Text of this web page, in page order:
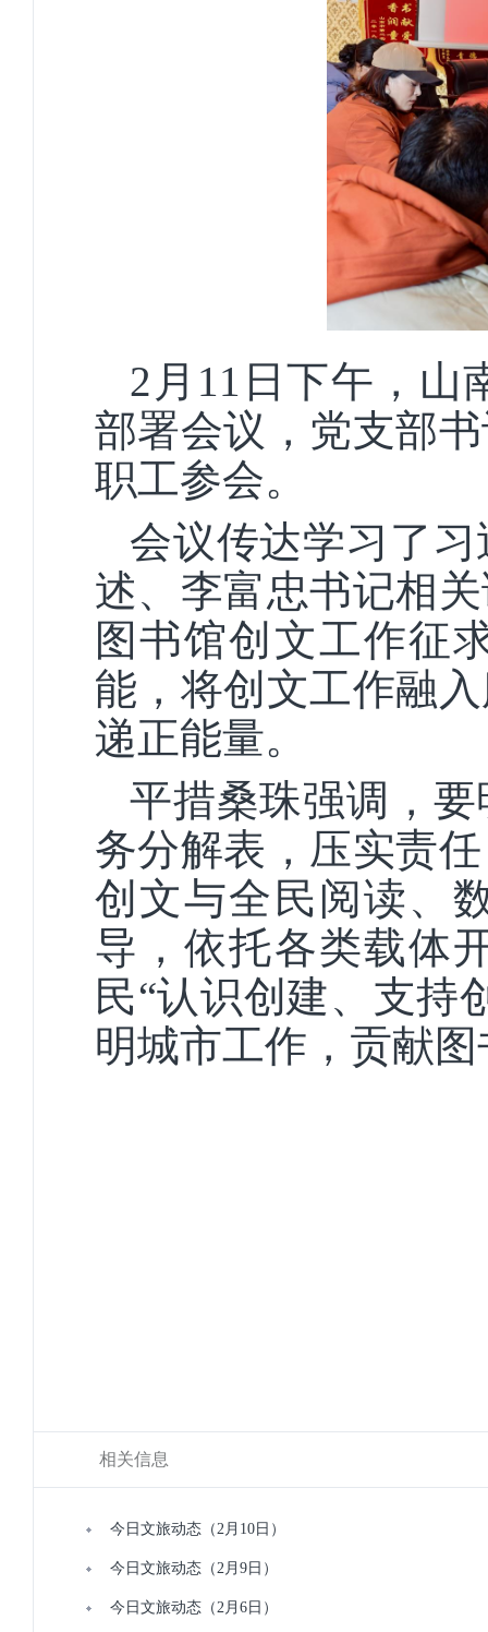
2月11日下午，山
部署会议，党支部
职工参会。
会议传达学习了
述、李富忠书记相
图书馆创文工作征
能，将创文工作融
递正能量。
平措桑珠强调，
务分解表，压实责
创文与全民阅读、
导，依托各类载体
民“认识创建、支持
明城市工作，贡献
相关信息
今日文旅动态（2月10日）
今日文旅动态（2月9日）
今日文旅动态（2月6日）